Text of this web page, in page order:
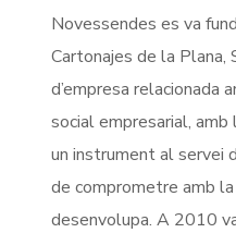
Novessendes es va
Cartonajes de la Plana,
d’empresa relacionada
social empresarial, amb
un instrument al servei
de comprometre amb
desenvolupa. A 2010